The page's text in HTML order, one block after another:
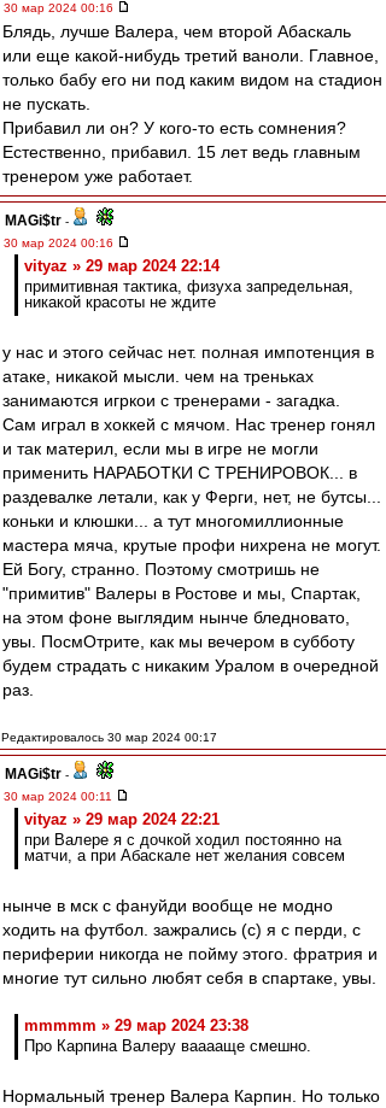
30 мар 2024 00:16
Блядь, лучше Валера, чем второй Абаскаль
или еще какой-нибудь третий ваноли. Главное,
только бабу его ни под каким видом на стадион
не пускать.
Прибавил ли он? У кого-то есть сомнения?
Естественно, прибавил. 15 лет ведь главным
тренером уже работает.
MAGi$tr -
30 мар 2024 00:16
vityaz » 29 мар 2024 22:14
примитивная тактика, физуха запредельная,
никакой красоты не ждите
у нас и этого сейчас нет. полная импотенция в
атаке, никакой мысли. чем на треньках
занимаются игркои с тренерами - загадка.
Сам играл в хоккей с мячом. Нас тренер гонял
и так материл, если мы в игре не могли
применить НАРАБОТКИ С ТРЕНИРОВОК... в
раздевалке летали, как у Ферги, нет, не бутсы...
коньки и клюшки... а тут многомиллионные
мастера мяча, крутые профи нихрена не могут.
Ей Богу, странно. Поэтому смотришь не
"примитив" Валеры в Ростове и мы, Спартак,
на этом фоне выглядим нынче бледновато,
увы. ПосмОтрите, как мы вечером в субботу
будем страдать с никаким Уралом в очередной
раз.
Редактировалось 30 мар 2024 00:17
MAGi$tr -
30 мар 2024 00:11
vityaz » 29 мар 2024 22:21
при Валере я с дочкой ходил постоянно на
матчи, а при Абаскале нет желания совсем
нынче в мск с фануйди вообще не модно
ходить на футбол. зажрались (с) я с перди, с
периферии никогда не пойму этого. фратрия и
многие тут сильно любят себя в спартаке, увы.
mmmmm » 29 мар 2024 23:38
Про Карпина Валеру вааааще смешно.
Нормальный тренер Валера Карпин. Но только